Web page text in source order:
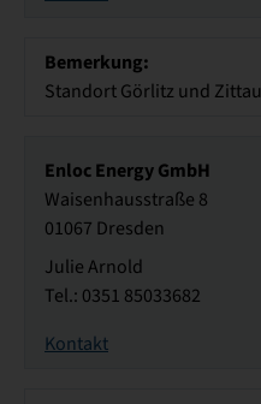
Bemerkung:
Standort Görlitz und Zittau
Enloc Energy GmbH
Waisenhausstraße 8
01067 Dresden
Julie Arnold
Tel.: 0351 85033682
Kontakt